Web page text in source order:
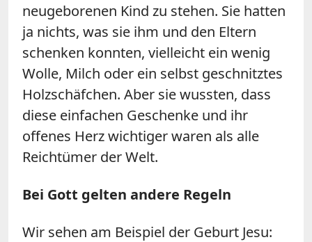
neugeborenen Kind zu stehen. Sie hatten
ja nichts, was sie ihm und den Eltern
schenken konnten, vielleicht ein wenig
Wolle, Milch oder ein selbst geschnitztes
Holzschäfchen. Aber sie wussten, dass
diese einfachen Geschenke und ihr
offenes Herz wichtiger waren als alle
Reichtümer der Welt.
Bei Gott gelten andere Regeln
Wir sehen am Beispiel der Geburt Jesu: